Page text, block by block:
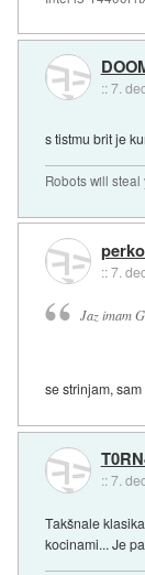
::7.
s tistmu brit je
Robots will
::7.
Jaz imam
se strinjam,
::7.
Takšnale
kocinami... Je